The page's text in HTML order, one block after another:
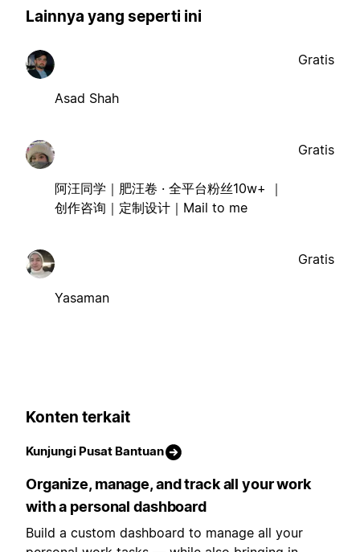
Lainnya yang seperti ini
Asad Shah
Gratis
阿汪同学｜肥汪卷 · 全平台粉丝10w+ ｜
创作咨询｜定制设计｜Mail to me
Gratis
Yasaman
Gratis
Konten terkait
Kunjungi Pusat Bantuan
Organize, manage, and track all your work
with a personal dashboard
Build a custom dashboard to manage all your